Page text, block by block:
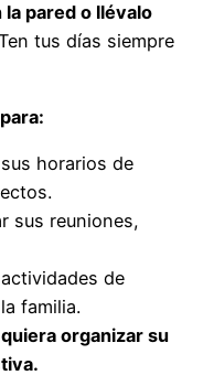
pared o llévalo
tus días siempre
horarios de
sus reuniones,
de
familia.
organizar su